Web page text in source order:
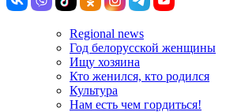
Regional news
Год белорусской женщины
Ищу хозяина
Кто женился, кто родился
Культура
Нам есть чем гордиться!